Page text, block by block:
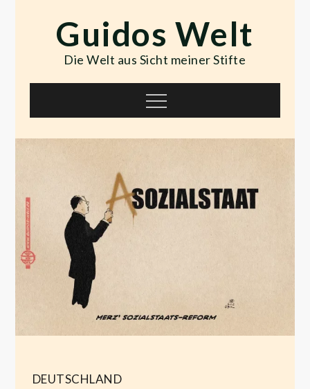
contentGuidos Welt
Die Welt aus Sicht meiner Stifte
Menu
DEUTSCHLAND